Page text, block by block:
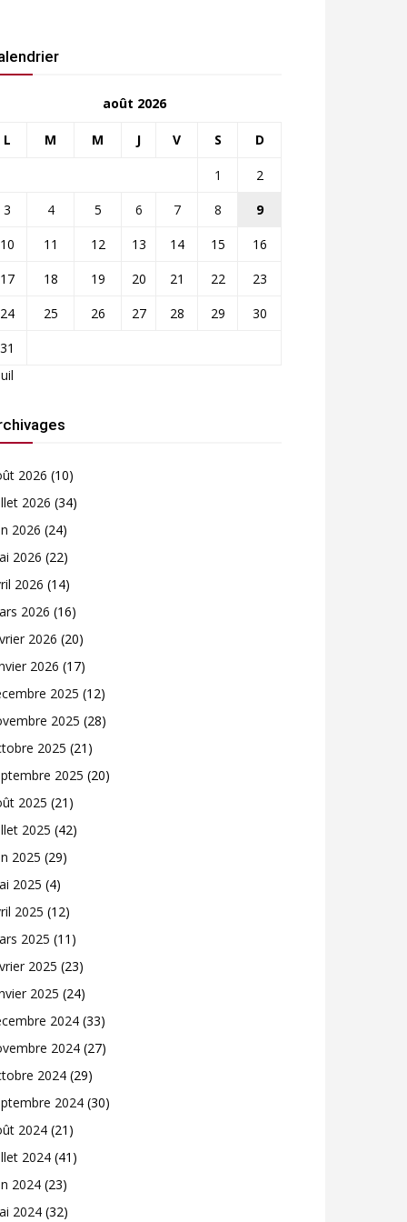
août 2026
L M M J V S D
1
2
3
4 5 6 7 8
9
10
11 12 13 14 15
16
17
18 19 20 21 22
23
24
25 26 27 28 29
30
31
2026 (10)
2026 (34)
2026 (24)
2026 (22)
2026 (14)
2026 (16)
2026 (20)
2026 (17)
2025 (12)
2025 (28)
2025 (21)
2025 (20)
2025 (21)
2025 (42)
2025 (29)
2025 (4)
2025 (12)
2025 (11)
2025 (23)
2025 (24)
2024 (33)
2024 (27)
2024 (29)
2024 (30)
2024 (21)
2024 (41)
2024 (23)
2024 (32)